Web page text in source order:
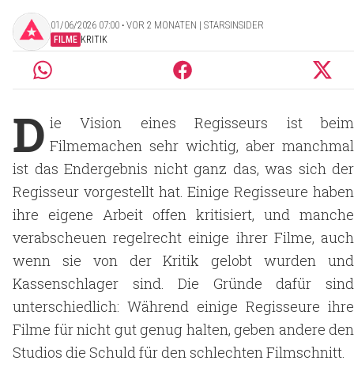
01/06/2026 07:00 ‧ VOR 2 MONATEN | STARSINSIDER
FILME KRITIK
D ie Vision eines Regisseurs ist beim
Filmemachen sehr wichtig, aber manchmal
ist das Endergebnis nicht ganz das, was sich der
Regisseur vorgestellt hat. Einige Regisseure haben
ihre eigene Arbeit offen kritisiert, und manche
verabscheuen regelrecht einige ihrer Filme, auch
wenn sie von der Kritik gelobt wurden und
Kassenschlager sind. Die Gründe dafür sind
unterschiedlich: Während einige Regisseure ihre
Filme für nicht gut genug halten, geben andere den
Studios die Schuld für den schlechten Filmschnitt.